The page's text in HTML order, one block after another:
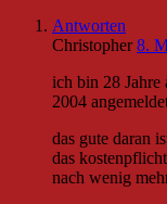
Antworten
Christopher8.
ich bin 28 Jahre
2004
das gute daran
das
nach wenig